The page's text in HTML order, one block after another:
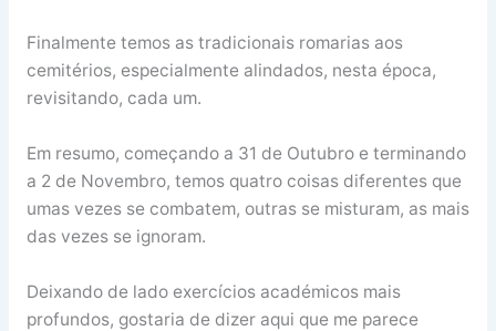
Finalmente temos as tradicionais romarias aos
cemitérios, especialmente alindados, nesta época,
revisitando, cada um.
Em resumo, começando a 31 de Outubro e terminando
a 2 de Novembro, temos quatro coisas diferentes que
umas vezes se combatem, outras se misturam, as mais
das vezes se ignoram.
Deixando de lado exercícios académicos mais
profundos, gostaria de dizer aqui que me parece